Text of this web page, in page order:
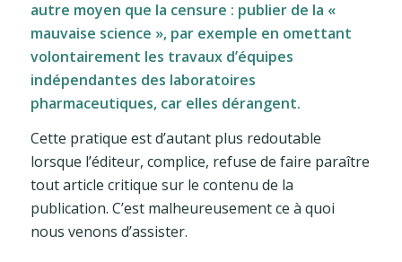
autre moyen que la censure : publier de la «
mauvaise science », par exemple en omettant
volontairement les travaux d’équipes
indépendantes des laboratoires
pharmaceutiques, car elles dérangent.
Cette pratique est d’autant plus redoutable
lorsque l’éditeur, complice, refuse de faire paraître
tout article critique sur le contenu de la
publication. C’est malheureusement ce à quoi
nous venons d’assister.